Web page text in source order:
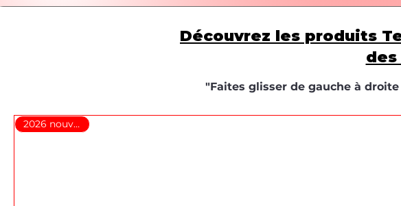
2026 nouveauté
Découvrez les produits
"Faites glisser de gauche à